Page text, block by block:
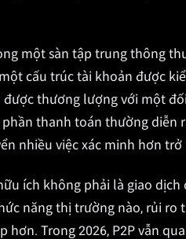
một sàn tập trung thông
cấu trúc tài khoản được
thương lượng với một
thanh toán thường diễn
nhiều việc xác minh hơn
ích không phải là giao
năng thị trường nào, rủi ro
Trong 2026, P2P vẫn